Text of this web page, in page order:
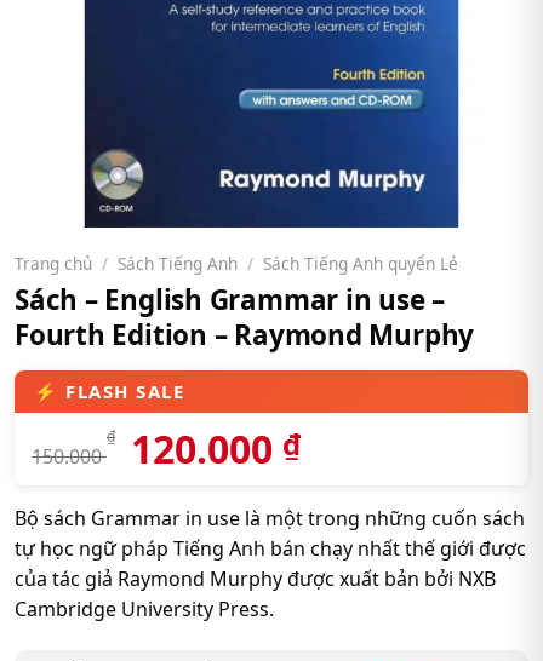
Trang chủ / Sách Tiếng Anh / Sách Tiếng Anh quyển Lẻ
Sách – English Grammar in use –
Fourth Edition – Raymond Murphy
150.000
₫ 120.000 ₫
Bộ sách Grammar in use là một trong những cuốn sách
tự học ngữ pháp Tiếng Anh bán chạy nhất thế giới được
của tác giả Raymond Murphy được xuất bản bởi NXB
Cambridge University Press.